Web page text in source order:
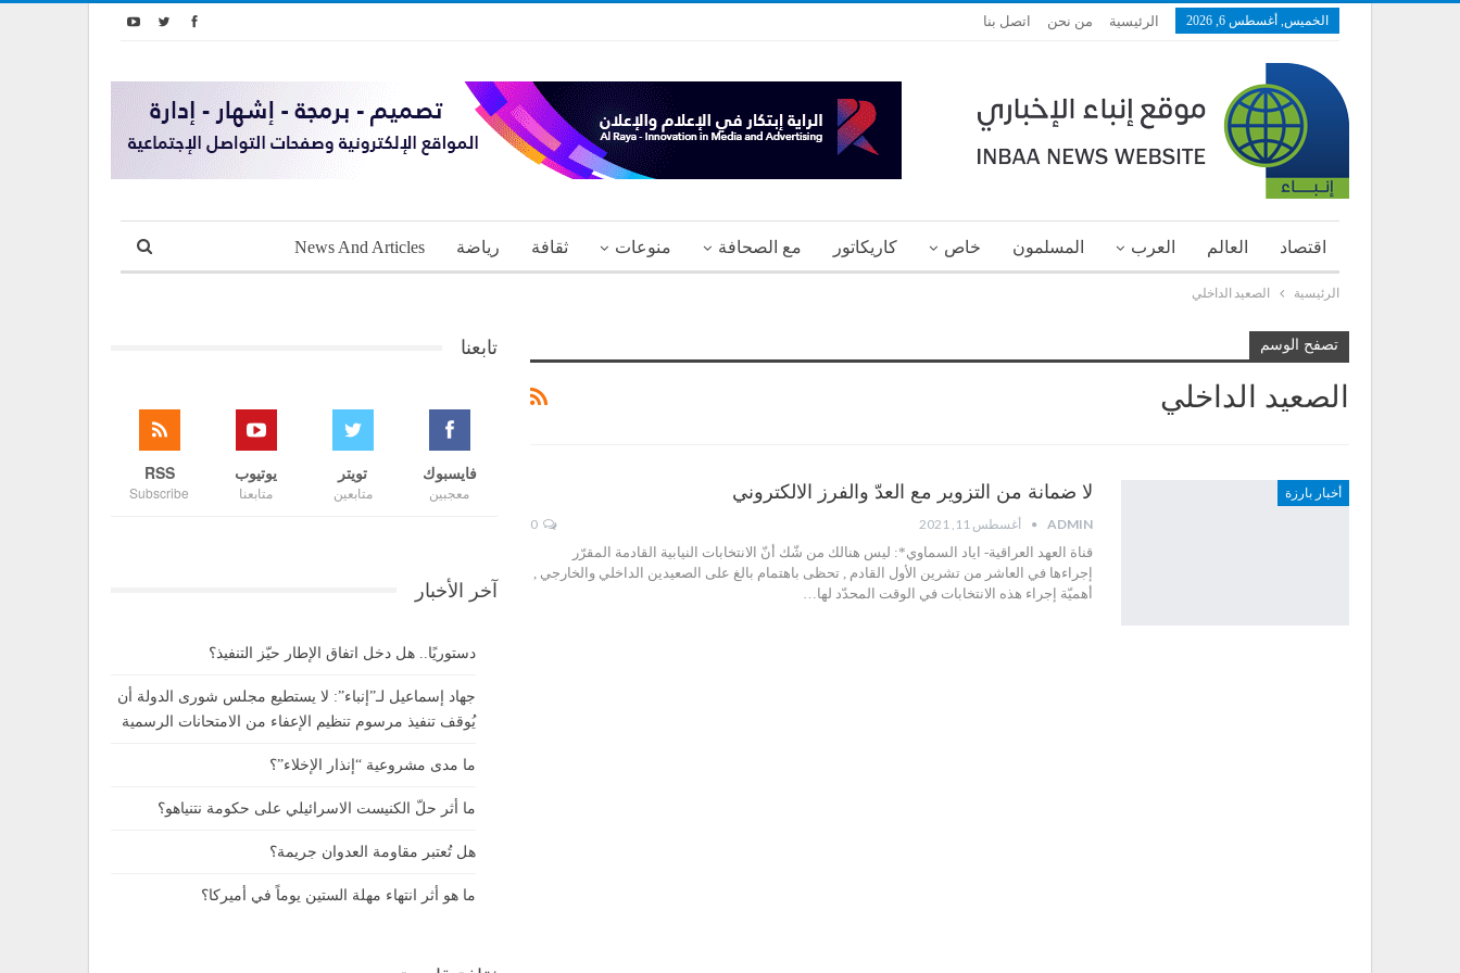
الخميس, أغسطس 6, 2026 الرئيسية من نحن اتصل بنا
اقتصاد العالم العرب المسلمون خاص كاريكاتور مع الصحافة منوعات ثقافة رياضة News And Articles
الرئيسية الصعيد الداخلي
تصفح الوسم
الصعيد الداخلي
أخبار بارزة لا ضمانة من التزوير مع العدّ والفرز الالكتروني
ADMIN أغسطس 11, 2021
قناة العهد العراقية- اياد السماوي*: ليس هنالك من شّك أنّ الانتخابات النيابية القادمة المقرّر
إجراءها في العاشر من تشرين الأول القادم , تحظى باهتمام بالغ على الصعيدين الداخلي والخارجي ,
أهميّة إجراء هذه الانتخابات في الوقت المحدّد لها…
تابعنا
فايسبوك
معجبين
تويتر
متابعين
يوتيوب
متابعنا
RSS
Subscribe
آخر الأخبار
دستوريًا.. هل دخل اتفاق الإطار حيّز التنفيذ؟
جهاد إسماعيل لـ”إنباء”: لا يستطيع مجلس شورى الدولة أن
يُوقف تنفيذ مرسوم تنظيم الإعفاء من الامتحانات الرسمية
ما مدى مشروعية “إنذار الإخلاء”؟
ما أثر حلّ الكنيست الاسرائيلي على حكومة نتنياهو؟
هل تُعتبر مقاومة العدوان جريمة؟
ما هو أثر انتهاء مهلة الستين يوماً في أميركا؟